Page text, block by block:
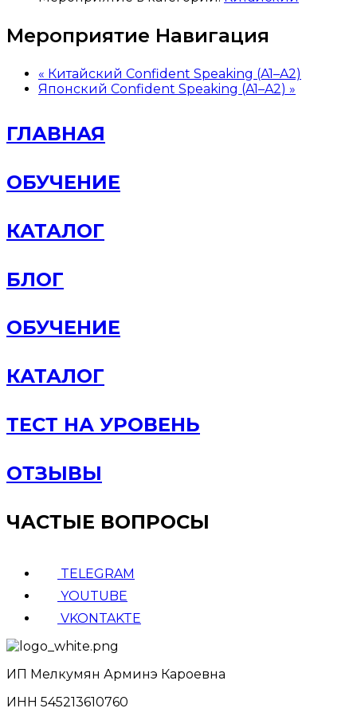
Мероприятие Навигация
« Китайский Confident Speaking (A1–A2)
Японский Confident Speaking (A1–A2) »
ГЛАВНАЯ
ОБУЧЕНИЕ
КАТАЛОГ
БЛОГ
ОБУЧЕНИЕ
КАТАЛОГ
ТЕСТ НА УРОВЕНЬ
ОТЗЫВЫ
ЧАСТЫЕ ВОПРОСЫ
TELEGRAM
YOUTUBE
VKONTAKTE
ИП Мелкумян Арминэ Кароевна
ИНН 545213610760